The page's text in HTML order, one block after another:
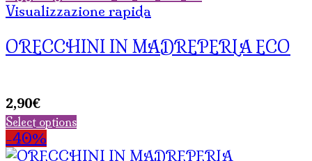
Visualizzazione rapida
ORECCHINI IN MADREPERLA ECO
2,90€
Select options
-40%